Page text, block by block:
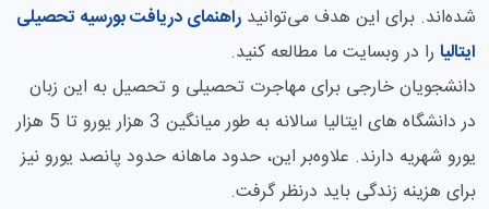
شده‌اند. برای این هدف می‌توانید راهنمای دریافت بورسیه تحصیلی
ایتالیا را در وبسایت ما مطالعه کنید.
دانشجویان خارجی برای مهاجرت تحصیلی و تحصیل به این زبان
در دانشگاه های ایتالیا سالانه به طور میانگین 3 هزار یورو تا 5 هزار
یورو شهریه دارند. علاوه‌بر این، حدود ماهانه حدود پانصد یورو نیز
برای هزینه زندگی باید درنظر گرفت.